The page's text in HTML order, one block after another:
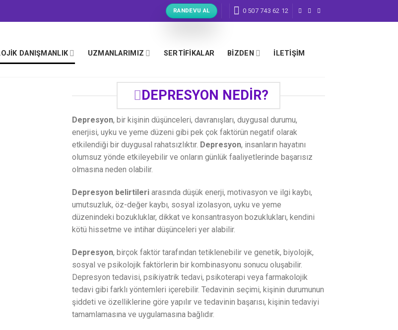
RANDEVU AL 0 507 743 62 12
DANIŞMANLIK UZMANLARIMIZ SERTIFIKALAR BİZDEN İLETIŞIM
DEPRESYON NEDİR?
Depresyon, bir kişinin düşünceleri, davranışları, duygusal durumu,
enerjisi, uyku ve yeme düzeni gibi pek çok faktörün negatif olarak
etkilendiği bir duygusal rahatsızlıktır. Depresyon, insanların hayatını
olumsuz yönde etkileyebilir ve onların günlük faaliyetlerinde başarısız
olmasına neden olabilir.
Depresyon belirtileri arasında düşük enerji, motivasyon ve ilgi kaybı,
umutsuzluk, öz-değer kaybı, sosyal izolasyon, uyku ve yeme
düzenindeki bozukluklar, dikkat ve konsantrasyon bozuklukları, kendini
kötü hissetme ve intihar düşünceleri yer alabilir.
Depresyon, birçok faktör tarafından tetiklenebilir ve genetik, biyolojik,
sosyal ve psikolojik faktörlerin bir kombinasyonu sonucu oluşabilir.
Depresyon tedavisi, psikiyatrik tedavi, psikoterapi veya farmakolojik
tedavi gibi farklı yöntemleri içerebilir. Tedavinin seçimi, kişinin durumunun
şiddeti ve özelliklerine göre yapılır ve tedavinin başarısı, kişinin tedaviyi
tamamlamasına ve uygulamasına bağlıdır.